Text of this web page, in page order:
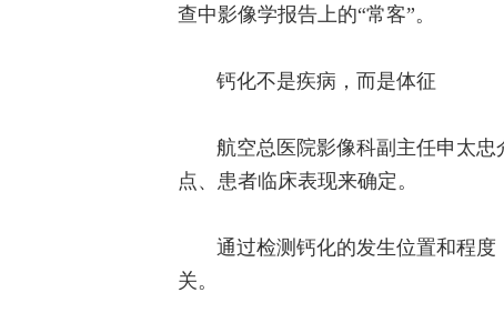
查中影像学报告上的“常客”。
钙化不是疾病，而是体征
航空总医院影像科副主任申太
点、患者临床表现来确定。
通过检测钙化的发生位置和程
关。